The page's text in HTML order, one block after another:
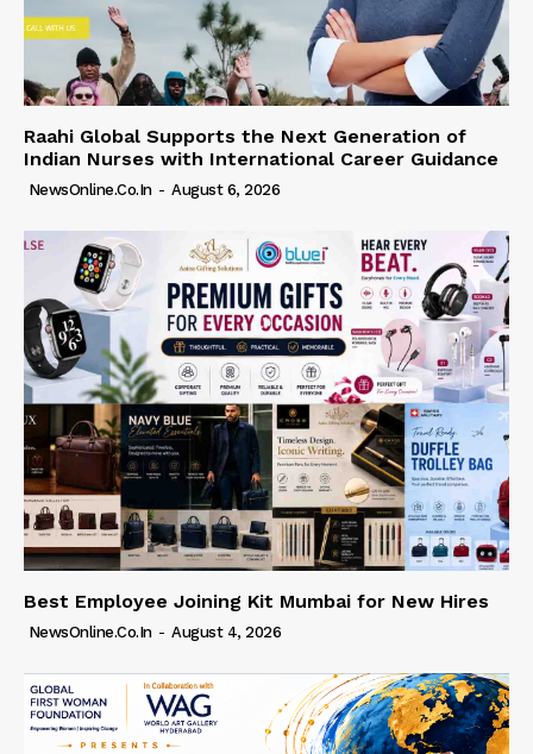
Raahi Global Supports the Next Generation of
Indian Nurses with International Career Guidance
NewsOnline.co.in - August 6, 2026
Best Employee Joining Kit Mumbai for New Hires
NewsOnline.co.in - August 4, 2026